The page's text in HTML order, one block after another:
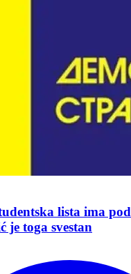
lista ima
je toga svestan